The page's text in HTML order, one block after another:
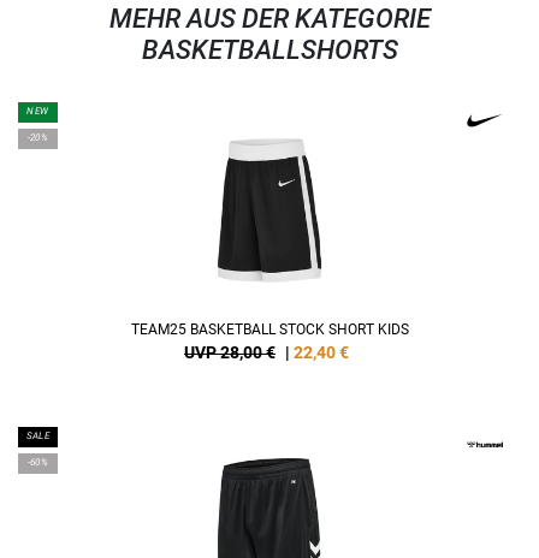
MEHR AUS DER KATEGORIE
BASKETBALLSHORTS
NEW
-20%
TEAM25 BASKETBALL STOCK SHORT KIDS
UVP 28,00 € | 22,40€
SALE
-60%